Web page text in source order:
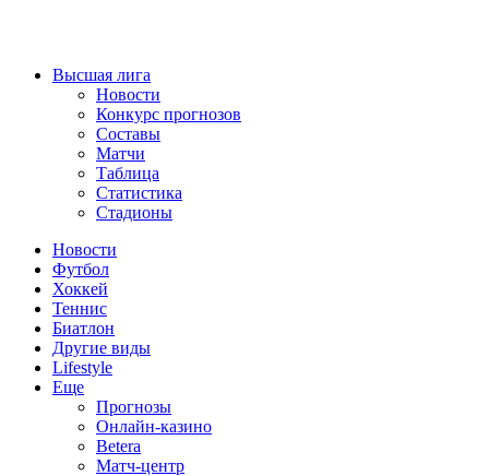
Высшая лига
Новости
Конкурс прогнозов
Составы
Матчи
Таблица
Статистика
Стадионы
Новости
Футбол
Хоккей
Теннис
Биатлон
Другие виды
Lifestyle
Еще
Прогнозы
Онлайн-казино
Betera
Матч-центр